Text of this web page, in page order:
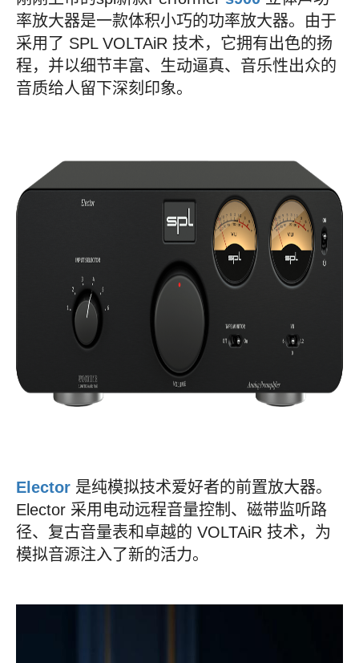
率放大器是一款体积小巧的功率放大器。由于
采用了 SPL VOLTAiR 技术，它拥有出色的扬
程，并以细节丰富、生动逼真、音乐性出众的
音质给人留下深刻印象。
Elector是纯模拟技术爱好者的前置放大器。
Elector 采用电动远程音量控制、磁带监听路
径、复古音量表和卓越的 VOLTAiR 技术，为
模拟音源注入了新的活力。